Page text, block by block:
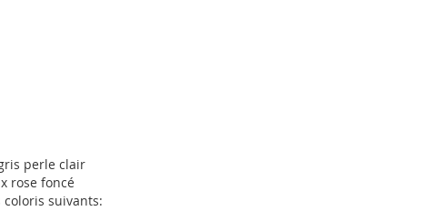
perle clair
rose foncé
suivants: